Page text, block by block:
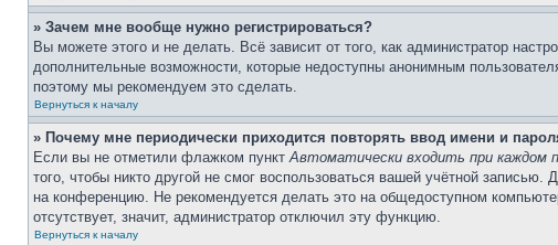
» Зачем мне вообще нужно регистрироваться?
Вы можете этого и не делать. Всё зависит от того, как администратор
дополнительные возможности, которые недоступны анонимным
поэтому мы рекомендуем это сделать.
Вернуться к началу
» Почему мне периодически приходится повторять ввод имени и
Если вы не отметили флажком пунктАвтоматически входить при каждом
того, чтобы никто другой не смог воспользоваться вашей учётной
на конференцию. Не рекомендуется делать это на общедоступном
отсутствует, значит, администратор отключил эту функцию.
Вернуться к началу